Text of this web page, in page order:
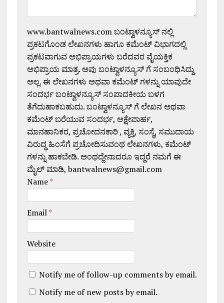
www.bantwalnews.com ಬಂಟ್ವಾಳನ್ಯೂಸ್ ನಲ್ಲಿ
ಪ್ರಕಟಗೊಂಡ ಲೇಖನಗಳು ಹಾಗೂ ಕಮೆಂಟ್ ವಿಭಾಗದಲ್ಲಿ
ಪ್ರಕಟವಾಗುವ ಅಭಿಪ್ರಾಯಗಳು ಬರೆದವರ ವೈಯಕ್ತಿಕ
ಅಭಿಪ್ರಾಯ ಮಾತ್ರ. ಅವು ಬಂಟ್ವಾಳನ್ಯೂಸ್ ಗೆ ಸಂಬಂಧಿಸಿದ್ದು
ಅಲ್ಲ. ಈ ಲೇಖನಗಳು ಅಥವಾ ಕಮೆಂಟ್ ಗಳನ್ನು ಯಾವುದೇ
ಸಂದರ್ಭ ಬಂಟ್ವಾಳನ್ಯೂಸ್ ಸಂಪಾದಕೀಯ ಬಳಗ
ತೆಗೆದುಹಾಕಬಹುದು. ಬಂಟ್ವಾಳನ್ಯೂಸ್ ಗೆ ಲೇಖನ ಅಥವಾ
ಕಮೆಂಟ್ ಬರೆಯುವ ಸಂದರ್ಭ, ಆಕ್ಷೇಪಾರ್ಹ,
ಮಾನಹಾನಿಕರ, ಪ್ರಚೋದನಕಾರಿ , ವ್ಯಕ್ತಿ, ಸಂಸ್ಥೆ, ಸಮುದಾಯ
ವಿರುದ್ಧ ಹಿಂಸೆಗೆ ಪ್ರಚೋದಿಸುವಂಥ ಲೇಖನಗಳು, ಕಮೆಂಟ್
ಗಳನ್ನು ಹಾಕಬೇಡಿ. ಅಂಥದ್ದೇನಾದರೂ ಇದ್ದರೆ ನಮಗೆ ಈ
ಮೈಲ್ ಮಾಡಿ, bantwalnews@gmail.com
Name*
Email*
Website
Notify me of follow-up comments by email.
Notify me of new posts by email.